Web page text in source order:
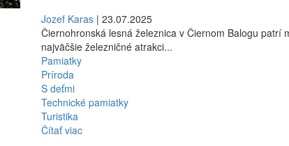
Jozef Karas| 23.07.2025
Čiernohronská lesná železnica v Čiernom Balogu patrí
najväčšie železničné atrakci...
Pamiatky
Príroda
S deťmi
Technické pamiatky
Turistika
Čítať viac